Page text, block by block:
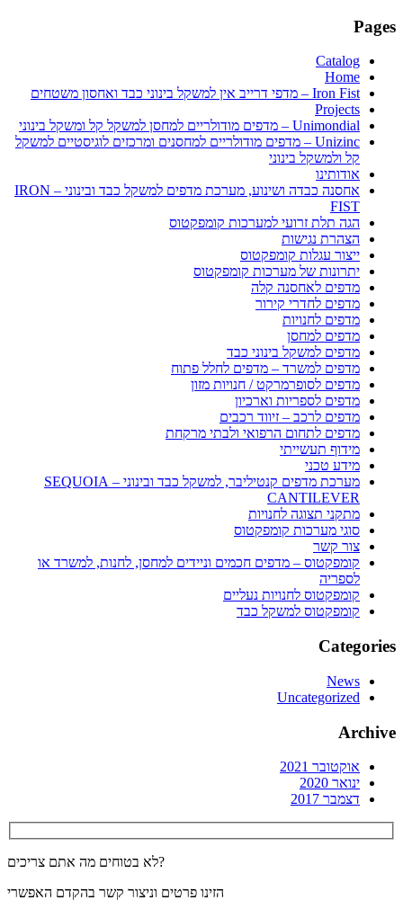
Pages
Catalog
Home
Iron Fist – מדפי דרייב אין למשקל בינוני כבד ואחסון משטחים
Projects
Unimondial – מדפים מודולריים למחסן למשקל קל ומשקל בינוני
Unizinc – מדפים מודולריים למחסנים ומרכזים לוגיסטיים למשקל
קל ולמשקל בינוני
אודותינו
אחסנה כבדה ושינוע, מערכת מדפים למשקל כבד ובינוני – IRON
FIST
הגה תלת זרועי למערכות קומפקטוס
הצהרת נגישות
ייצור עגלות קומפקטוס
יתרונות של מערכות קומפקטוס
מדפים לאחסנה קלה
מדפים לחדרי קירור
מדפים לחנויות
מדפים למחסן
מדפים למשקל בינוני כבד
מדפים למשרד – מדפים לחלל פתוח
מדפים לסופרמרקט / חנויות מזון
מדפים לספריות וארכיון
מדפים לרכב – זיווד רכבים
מדפים לתחום הרפואי ולבתי מרקחת
מידוף תעשייתי
מידע טכני
מערכת מדפים קנטיליבר, למשקל כבד ובינוני – SEQUOIA
CANTILEVER
מתקני תצוגה לחנויות
סוגי מערכות קומפקטוס
צור קשר
קומפקטוס – מדפים חכמים וניידים למחסן, לחנות, למשרד או
לספריה
קומפקטוס לחנויות נעליים
קומפקטוס למשקל כבד
Categories
News
Uncategorized
Archive
אוקטובר 2021
ינואר 2020
דצמבר 2017
לא בטוחים מה אתם צריכים?
הזינו פרטים וניצור קשר בהקדם האפשרי